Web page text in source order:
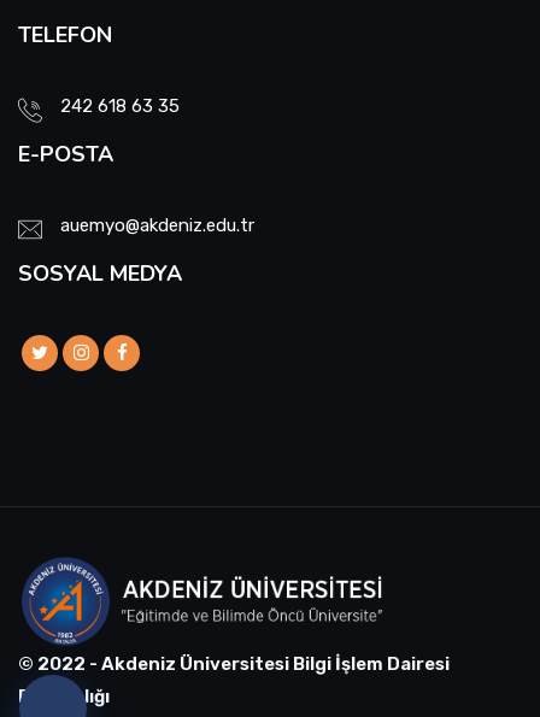
TELEFON
242 618 63 35
E-POSTA
auemyo@akdeniz.edu.tr
SOSYAL MEDYA
© 2022 - Akdeniz Üniversitesi Bilgi İşlem Dairesi
Başkanlığı